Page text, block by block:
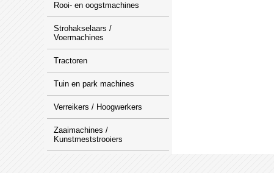
Rooi- en oogstmachines
Strohakselaars /
Voermachines
Tractoren
Tuin en park machines
Verreikers / Hoogwerkers
Zaaimachines /
Kunstmeststrooiers